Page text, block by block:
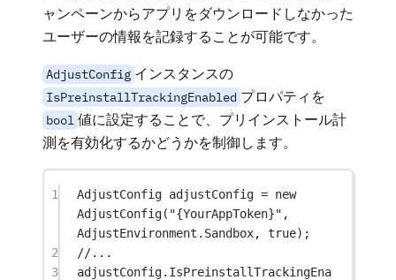
ャンペーンからアプリをダウンロードしなかった
ユーザーの情報を記録することが可能です。
AdjustConfig インスタンスの
IsPreinstallTrackingEnabled プロパティを
bool 値に設定することで、プリインストール計
測を有効化するかどうかを制御します。
1 AdjustConfig adjustConfig = new
AdjustConfig( "{YourAppToken}" ,
AdjustEnvironment.Sandbox, true);
2
//...
3
adjustConfig.IsPreinstallTrackingEna